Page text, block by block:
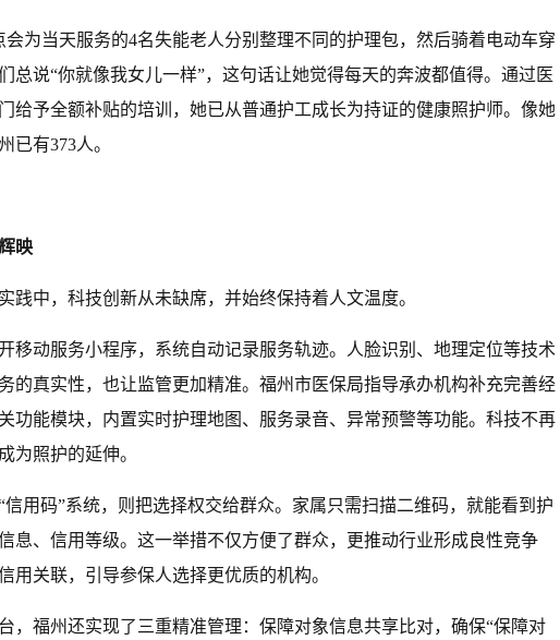
会为当天服务的4名失能老人分别整理不同的护理包，然后骑着电动车穿
总说“你就像我女儿一样”，这句话让她觉得每天的奔波都值得。通过医
给予全额补贴的培训，她已从普通护工成长为持证的健康照护师。像她
已有373人。
映
践中，科技创新从未缺席，并始终保持着人文温度。
移动服务小程序，系统自动记录服务轨迹。人脸识别、地理定位等技术
的真实性，也让监管更加精准。福州市医保局指导承办机构补充完善经
功能模块，内置实时护理地图、服务录音、异常预警等功能。科技不再
为照护的延伸。
信用码”系统，则把选择权交给群众。家属只需扫描二维码，就能看到护
息、信用等级。这一举措不仅方便了群众，更推动行业形成良性竞争
关联，引导参保人选择更优质的机构。
，福州还实现了三重精准管理：保障对象信息共享比对，确保“保障对